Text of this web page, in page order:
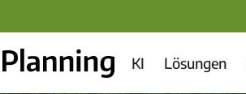
KI Lösungen